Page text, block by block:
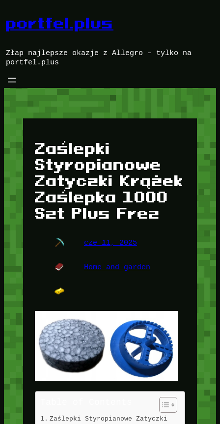
treści
portfel.plus
Złap najlepsze okazje z Allegro – tylko na
portfel.plus
Zaślepki
Styropianowe
Zatyczki Krążek
Zaślepka 1000
Szt Plus Frez
cze 11, 2025
Home and garden
Zaślepki Styropianowe Zatyczki